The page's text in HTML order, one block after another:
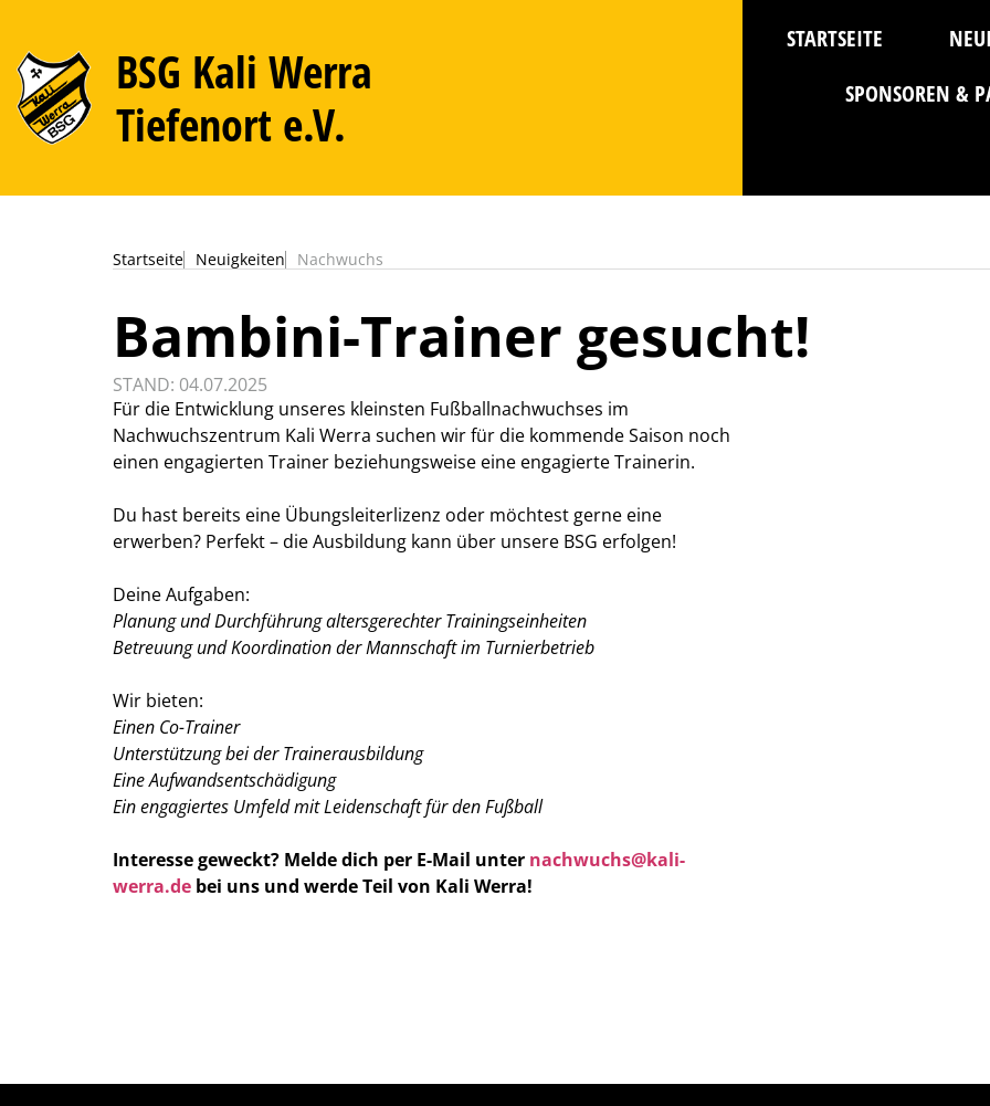
BSG Kali Werra
Tiefenort e.V.
STARTSEITE
SPONSOREN &
Startseite Neuigkeiten Nachwuchs
Bambini-Trainer gesucht!
STAND: 04.07.2025
Für die Entwicklung unseres kleinsten Fußballnachwuchses im
Nachwuchszentrum Kali Werra suchen wir für die kommende Saison noch
einen engagierten Trainer beziehungsweise eine engagierte Trainerin.
Du hast bereits eine Übungsleiterlizenz oder möchtest gerne eine
erwerben? Perfekt – die Ausbildung kann über unsere BSG erfolgen!
DeineAufgaben:
Planung und Durchführung altersgerechter Trainingseinheiten
Betreuung und Koordination der Mannschaft im Turnierbetrieb
Wir bieten:
Einen Co-Trainer
Unterstützung bei der Trainerausbildung
Eine Aufwandsentschädigung
Ein engagiertes Umfeld mit Leidenschaft für den Fußball
Interesse geweckt? Melde dich per E-Mail unter nachwuchs@kali-
werra.de bei uns und werde Teil von Kali Werra!